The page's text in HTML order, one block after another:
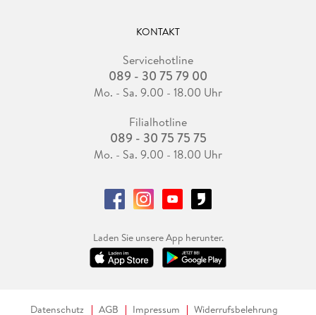
KONTAKT
Servicehotline
089 - 30 75 79 00
Mo. - Sa. 9.00 - 18.00 Uhr
Filialhotline
089 - 30 75 75 75
Mo. - Sa. 9.00 - 18.00 Uhr
Laden Sie unsere App herunter.
Datenschutz AGB Impressum
Widerrufsbelehrung